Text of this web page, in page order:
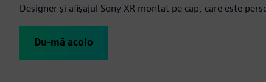
Designer și afișajul Sony XR montat pe cap, care este
Du-mă acolo